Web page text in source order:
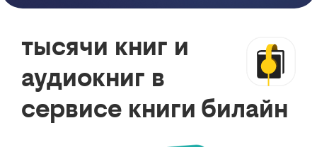
тысячи книг и
аудиокниг в
сервисе книги билайн